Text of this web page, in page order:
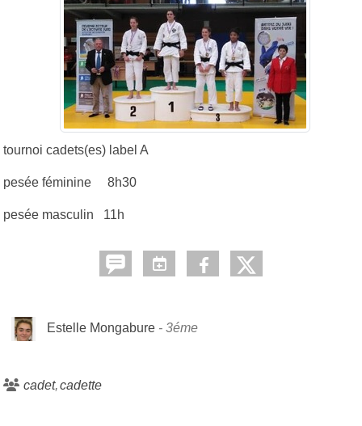
tournoi cadets(es) label A
pesée féminine 8h30
pesée masculin 11h
Estelle Mongabure 3éme
cadet cadette